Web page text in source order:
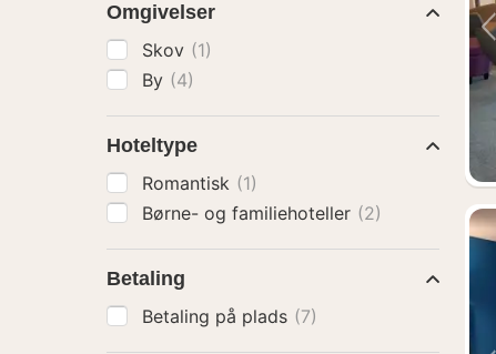
Omgivelser
Skov (1)
By (4)
Hoteltype
Romantisk (1)
Børne- og familiehoteller (2)
Betaling
Betaling på plads (7)